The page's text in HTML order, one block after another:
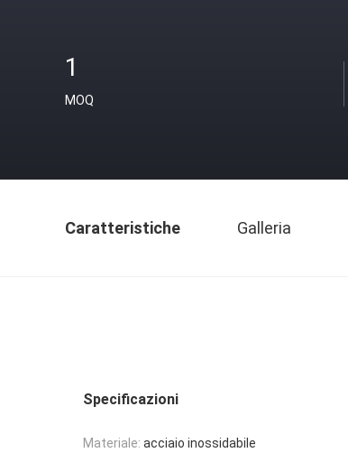
1
MOQ
Caratteristiche Galleria
Specificazioni
Materiale: acciaio inossidabile